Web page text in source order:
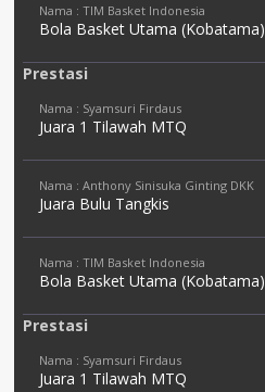
Nama : TIM Basket Indonesia
Bola Basket Utama (Kobatama)
Prestasi
Nama : Syamsuri Firdaus
Juara 1 Tilawah MTQ
Nama : Anthony Sinisuka Ginting DKK
Juara Bulu Tangkis
Nama : TIM Basket Indonesia
Bola Basket Utama (Kobatama)
Prestasi
Nama : Syamsuri Firdaus
Juara 1 Tilawah MTQ